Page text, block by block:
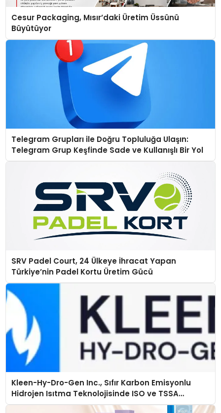
Cesur Packaging, Mısır’daki Üretim Üssünü
Büyütüyor
Telegram Grupları ile Doğru Topluluğa Ulaşın:
Telegram Grup Keşfinde Sade ve Kullanışlı Bir Yol
SRV Padel Court, 24 Ülkeye İhracat Yapan
Türkiye’nin Padel Kortu Üretim Gücü
Kleen-Hy-Dro-Gen Inc., Sıfır Karbon Emisyonlu
Hidrojen Isıtma Teknolojisinde ISO ve TSSA
Düzenleyici Onaylarını Aldı